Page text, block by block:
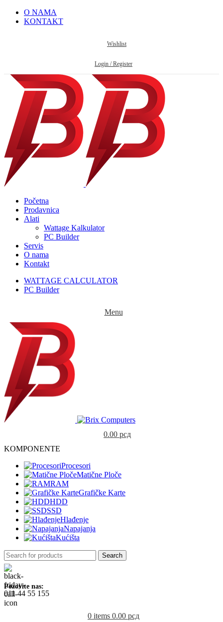
O NAMA
KONTAKT
Wishlist
Login / Register
Početna
Prodavnica
Alati
Wattage Kalkulator
PC Builder
Servis
O nama
Kontakt
WATTAGE CALCULATOR
PC Builder
Menu
0.00 рсд
KOMPONENTE
Procesori
Matične Ploče
RAM
Grafičke Karte
HDD
SSD
Hlađenje
Napajanja
Kućišta
Search
Pozovite nas:
011 44 55 155
0 items 0.00 рсд